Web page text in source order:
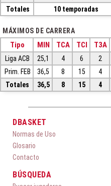
Totales
10 temporadas
MÁXIMOS DE CARRERA
Tipo MIN TCA TCI T3A
Liga ACB 25,1 4 6 2
Prim. FEB
36,5 8 15 4
Totales
36,5 8 15 4
DBASKET
Normas de Uso
Glosario
Contacto
BÚSQUEDA